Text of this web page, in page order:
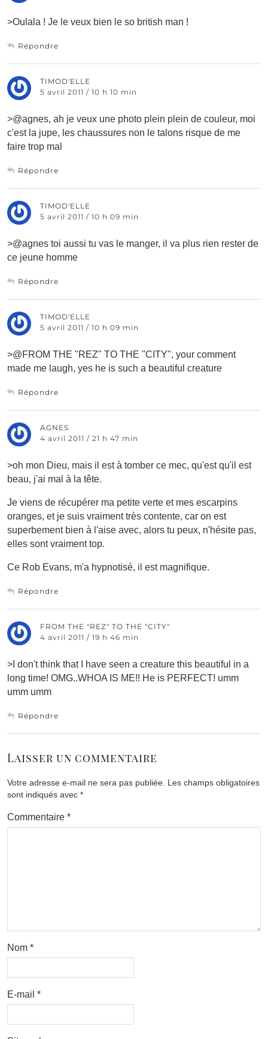
>Oulala ! Je le veux bien le so british man !
Répondre
TIMOD'ELLE
5 avril 2011 / 10 h 10 min
>@agnes, ah je veux une photo plein plein de couleur, moi
c'est la jupe, les chaussures non le talons risque de me
faire trop mal
Répondre
TIMOD'ELLE
5 avril 2011 / 10 h 09 min
>@agnes toi aussi tu vas le manger, il va plus rien rester de
ce jeune homme
Répondre
TIMOD'ELLE
5 avril 2011 / 10 h 09 min
>@FROM THE "REZ" TO THE "CITY", your comment
made me laugh, yes he is such a beautiful creature
Répondre
AGNES
4 avril 2011 / 21 h 47 min
>oh mon Dieu, mais il est à tomber ce mec, qu'est qu'il est
beau, j'ai mal à la tête.
Je viens de récupérer ma petite verte et mes escarpins
oranges, et je suis vraiment très contente, car on est
superbement bien à l'aise avec, alors tu peux, n'hésite pas,
elles sont vraiment top.
Ce Rob Evans, m'a hypnotisé, il est magnifique.
Répondre
FROM THE "REZ" TO THE "CITY"
4 avril 2011 / 19 h 46 min
>I don't think that I have seen a creature this beautiful in a
long time! OMG..WHOA IS ME!! He is PERFECT! umm
umm umm
Répondre
Laisser un commentaire
Votre adresse e-mail ne sera pas publiée. Les champs obligatoires
sont indiqués avec *
Commentaire *
Nom *
E-mail *